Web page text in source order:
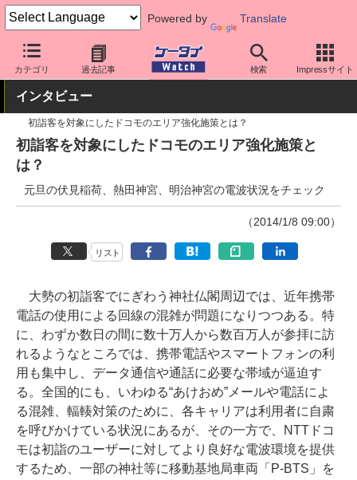
Powered by Translate
カテゴリ 過去記事 検索 Impressサイト
ケータイ Watch キャリア ドコモ ネットワーク/技術
インタビュー
初詣客を対象にしたドコモのエリア強化施策とは？
初詣客を対象にしたドコモのエリア強化施策と
は？
元旦の伏見稲荷、熱田神宮、明治神宮の電波状況をチェック
（2014/1/8 09:00）
リスト
大勢の初詣客でにぎわう神社仏閣周辺では、近年携帯
電話の使用による回線の混雑が問題になりつつある。特
に、わずか数日の間に数十万人から数百万人が参拝に訪
れるようなところでは、携帯電話やスマートフォンの利
用も集中し、データ通信や通話に必要な帯域が逼迫す
る。全国的にも、いわゆる“あけおめ”メールや電話によ
る混雑、輻輳対策のために、各キャリアは利用者に自粛
を呼びかけている状況にあるが、その一方で、NTTドコ
モは初詣のユーザーに対してより良好な電波環境を提供
するため、一部の神社等に移動基地局車両「P-BTS」を